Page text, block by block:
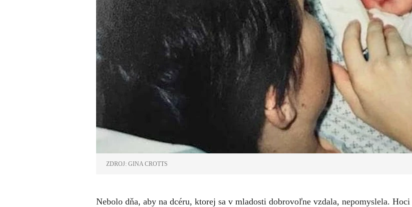
ZDROJ: GINA CROTTS
Nebolo dňa, aby na dcéru, ktorej sa v mladosti dobrovoľne vzdala, nepomyslela. Hoci